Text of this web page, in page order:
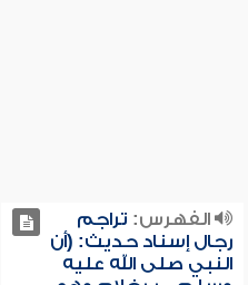
الفهرس: تراجم
رجال إسناد حديث: (أن
النبي صلى الله عليه